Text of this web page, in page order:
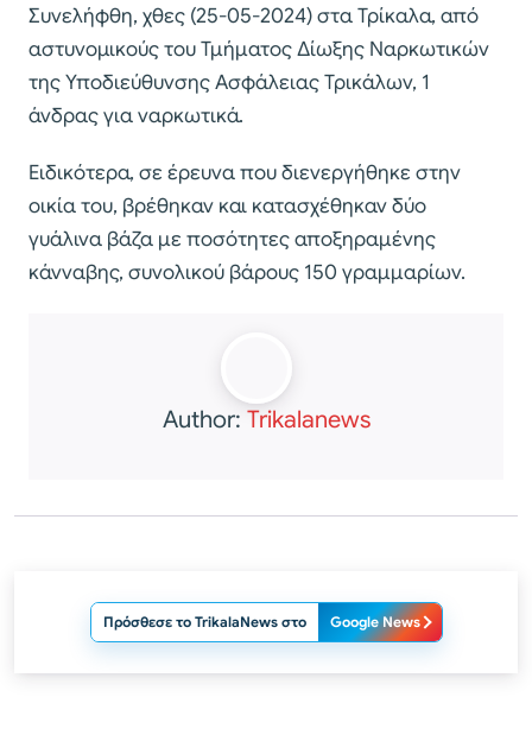
Συνελήφθη, χθες (25-05-2024) στα Τρίκαλα, από
αστυνομικούς του Τμήματος Δίωξης Ναρκωτικών
της Υποδιεύθυνσης Ασφάλειας Τρικάλων, 1
άνδρας για ναρκωτικά.
Ειδικότερα, σε έρευνα που διενεργήθηκε στην
οικία του, βρέθηκαν και κατασχέθηκαν δύο
γυάλινα βάζα με ποσότητες αποξηραμένης
κάνναβης, συνολικού βάρους 150 γραμμαρίων.
Author: Trikalanews
Πρόσθεσε το TrikalaNews στο Google News